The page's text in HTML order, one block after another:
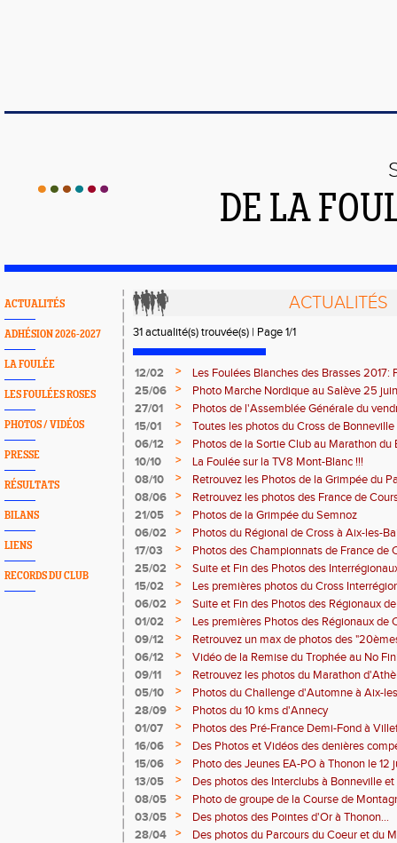
DE LA
ACTUALITÉS
ADHÉSION 2026-2027
LA FOULÉE
LES FOULÉES ROSES
PHOTOS / VIDÉOS
PRESSE
RÉSULTATS
BILANS
LIENS
RECORDS DU CLUB
ACTUALITÉS
31 actualité(s) trouvée(s) | Page 1/1
12/02 >
Les Foulées Blanches des Brasses 2017:
25/06
>
Photo Marche Nordique au Salève 25
27/01
>
Photos de l'Assemblée Générale du
15/01
>
Toutes les photos du Cross de Bonneville
06/12
>
Photos de la Sortie Club au Marathon du
10/10
>
La Foulée sur la TV8 Mont-Blanc !!!
08/10
>
Retrouvez les Photos de la Grimpée du
St-Julien
08/06 >
Retrouvez les photos des France de
21/05
>
Photos de la Grimpée du Semnoz
06/02
>
Photos du Régional de Cross à Aix-les-
17/03
>
Photos des Championnats de France de
25/02
>
Suite et Fin des Photos des
15/02
>
Les premières photos du Cross
06/02
>
Suite et Fin des Photos des Régionaux
01/02
>
Les premières Photos des Régionaux de
09/12
>
Retrouvez un max de photos des
sur le blog de Claude Monaco !
06/12 >
Vidéo de la Remise du Trophée au No
Albert de Monaco à Jérôme Challier !!!
09/11 >
Retrouvez les photos du Marathon
05/10
>
Photos du Challenge d'Automne à Aix-
28/09
>
Photos du 10 kms d'Annecy
01/07
>
Photos des Pré-France Demi-Fond à
16/06
>
Des Photos et Vidéos des denières
15/06
>
Photo des Jeunes EA-PO à Thonon le 12
13/05
>
Des photos des Interclubs à Bonneville
Ville-la-Grand
08/05 >
Photo de groupe de la Course de
03/05
>
Des photos des Pointes d'Or à Thonon...
28/04
>
Des photos du Parcours du Coeur et du